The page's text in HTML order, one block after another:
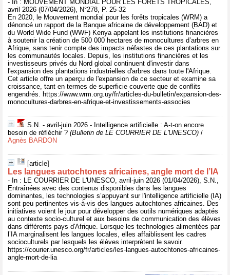
- In : MOUVEMENT MONDIAL POUR LES FORÊTS TROPICALES,
avril 2026 (07/04/2026), N°278, P. 25-32
En 2020, le Mouvement mondial pour les forêts tropicales (WRM) a
dénoncé un rapport de la Banque africaine de développement (BAD) et
du World Wide Fund (WWF) Kenya appelant les institutions financières
à soutenir la création de 500 000 hectares de monocultures d’arbres en
Afrique, sans tenir compte des impacts néfastes de ces plantations sur
les communautés locales. Depuis, les institutions financières et les
investisseurs privés du Nord global continuent d'investir dans
l'expansion des plantations industrielles d'arbres dans toute l'Afrique.
Cet article offre un aperçu de l'expansion de ce secteur et examine sa
croissance, tant en termes de superficie couverte que de conflits
engendrés. https://www.wrm.org.uy/fr/articles-du-bulletin/expansion-des-
monocultures-darbres-en-afrique-et-investissements-associes
S.N. - avril-juin 2026 - Intelligence artificielle : A-t-on encore
besoin de réfléchir ? (Bulletin de LE COURRIER DE L'UNESCO) /
Agnès BARDON
[article]
Les langues autochtones africaines, angle mort de l’IA
- In : LE COURRIER DE L'UNESCO, avril-juin 2026 (01/04/2026), S.N.,
Entraînées avec des contenus disponibles dans les langues
dominantes, les technologies s’appuyant sur l'intelligence artificielle (IA)
sont peu pertinentes vis-à-vis des langues autochtones africaines. Des
initiatives voient le jour pour développer des outils numériques adaptés
au contexte socio-culturel et aux besoins de communication des élèves
dans différents pays d'Afrique. Lorsque les technologies alimentées par
l’IA marginalisent les langues locales, elles affaiblissent les cadres
socioculturels par lesquels les élèves interprètent le savoir.
https://courier.unesco.org/fr/articles/les-langues-autochtones-africaines-
angle-mort-de-lia